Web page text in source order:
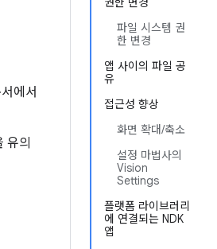
파일 시스템 권
한 변경
앱 사이의 파일 공
유
접근성 향상
화면 확대/축소
설정 마법사의
Vision
Settings
플랫폼 라이브러리
에 연결되는 NDK
앱
에서
유의